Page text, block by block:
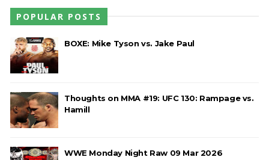
WWE: Netflix censura segmento entre Becky
Lynch e Liv Morgan no Raw
SCSA867 -
POPULAR POSTS
BOXE: Mike Tyson vs. Jake Paul
Thoughts on MMA #19: UFC 130: Rampage vs.
Hamill
WWE Monday Night Raw 09 Mar 2026